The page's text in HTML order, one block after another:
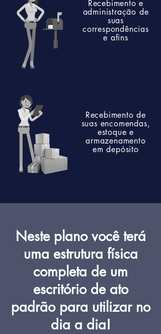
Recebimento e
administração de
suas
correspondências
e afins
Recebimento de
suas encomendas,
estoque e
armazenamento
em depósito
Neste plano você terá
uma estrutura física
completa de um
escritório de ato
padrão para utilizar no
dia a dia!